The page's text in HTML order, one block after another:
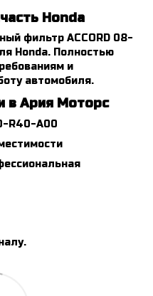
Honda
фильтр ACCORD 08-
Honda. Полностью
и
автомобиля.
в Ария Моторс
R40-A00